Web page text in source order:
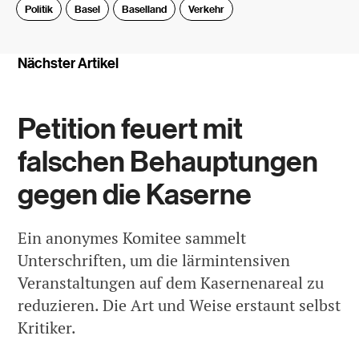
Politik Basel Baselland Verkehr
Nächster Artikel
Petition feuert mit
falschen Behauptungen
gegen die Kaserne
Ein anonymes Komitee sammelt
Unterschriften, um die lärmintensiven
Veranstaltungen auf dem Kasernenareal zu
reduzieren. Die Art und Weise erstaunt selbst
Kritiker.